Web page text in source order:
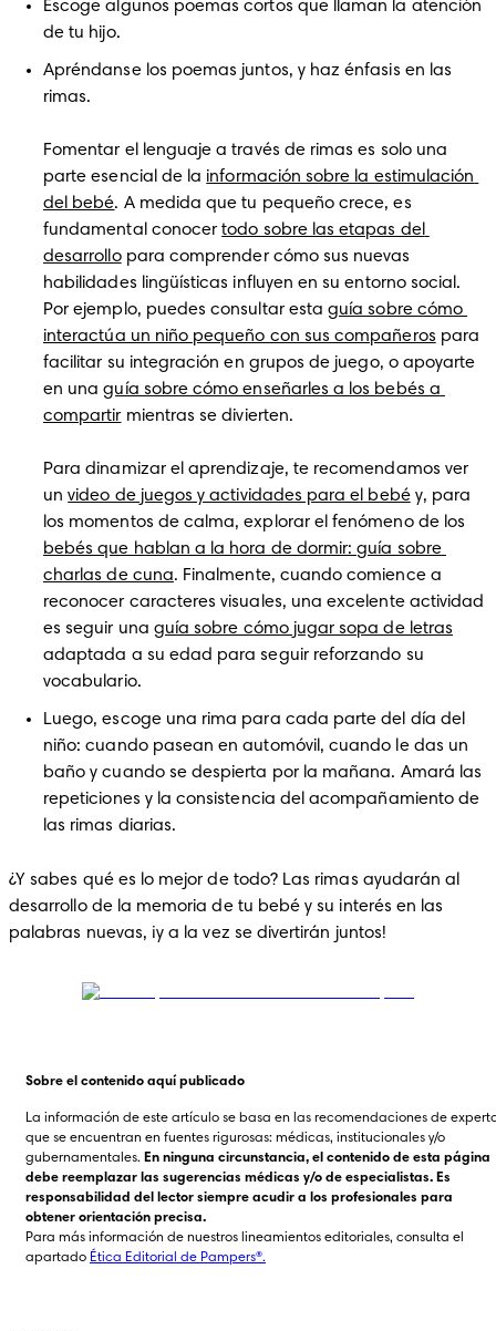
Escoge algunos poemas cortos que llaman la atención
de tu hijo.
Apréndanse los poemas juntos, y haz énfasis en las
rimas.
Fomentar el lenguaje a través de rimas es solo una
parte esencial de la información sobre la estimulación
del bebé. A medida que tu pequeño crece, es
fundamental conocer todo sobre las etapas del
desarrollo para comprender cómo sus nuevas
habilidades lingüísticas influyen en su entorno social.
Por ejemplo, puedes consultar esta guía sobre cómo
interactúa un niño pequeño con sus compañeros para
facilitar su integración en grupos de juego, o apoyarte
en una guía sobre cómo enseñarles a los bebés a
compartir mientras se divierten.
Para dinamizar el aprendizaje, te recomendamos ver
un video de juegos y actividades para el bebé y, para
bebés que hablan a la hora de dormir: guía sobre
charlas de cuna. Finalmente, cuando comience a
reconocer caracteres visuales, una excelente actividad
es seguir una guía sobre cómo jugar sopa de letras
adaptada a su edad para seguir reforzando su
vocabulario.
Luego, escoge una rima para cada parte del día del
niño: cuando pasean en automóvil, cuando le das un
baño y cuando se despierta por la mañana. Amará las
repeticiones y la consistencia del acompañamiento de
las rimas diarias.
¿Y sabes qué es lo mejor de todo? Las rimas ayudarán al
desarrollo de la memoria de tu bebé y su interés en las
palabras nuevas, ¡y a la vez se divertirán juntos!
Sobre el contenido aquí publicado
La información de este artículo se basa en las recomendaciones de
que se encuentran en fuentes rigurosas: médicas, institucionales y/o
gubernamentales. En ninguna circunstancia, el contenido de esta página
debe reemplazar las sugerencias médicas y/o de especialistas. Es
responsabilidad del lector siempre acudir a los profesionales para
obtener orientación precisa.
Para más información de nuestros lineamientos editoriales, consulta el
apartado Ética Editorial de Pampers®.